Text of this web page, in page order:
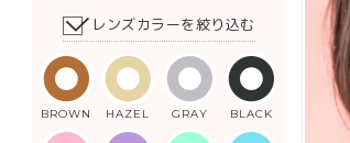
レンズカラーを絞り込む
BROWN HAZEL GRAY BLACK